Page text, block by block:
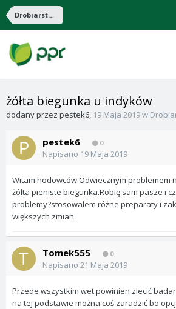
Drobiarstwo
żółta biegunka u indyków
dodany przez pestek6, 19 Maja 2019w
pestek6 0
Napisano 19 Maja 2019
Witam hodowców.Odwiecznym problemem
żółta pieniste biegunka.Robię sam pasze i
problemy?stosowałem różne preparaty i
większych zmian.
Tomek555 0
Napisano 21 Maja 2019
Przede wszystkim wet powinien zlecić
na tej podstawie można coś zaradzić bo